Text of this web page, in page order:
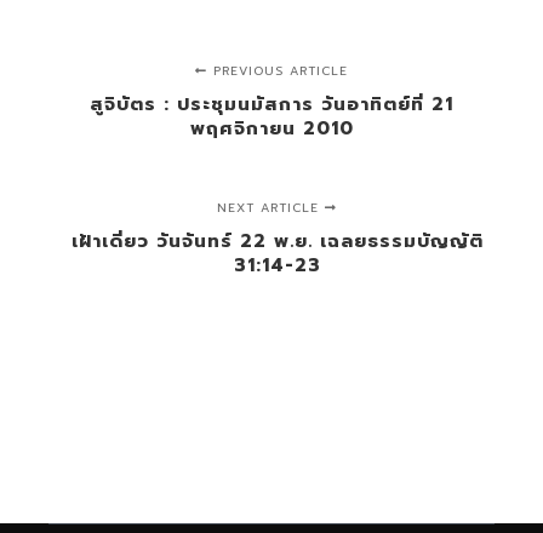
PREVIOUS ARTICLE
สูจิบัตร : ประชุมนมัสการ วันอาทิตย์ที่ 21
พฤศจิกายน 2010
NEXT ARTICLE
เฝ้าเดี่ยว วันจันทร์ 22 พ.ย. เฉลยธรรมบัญญัติ
31:14-23